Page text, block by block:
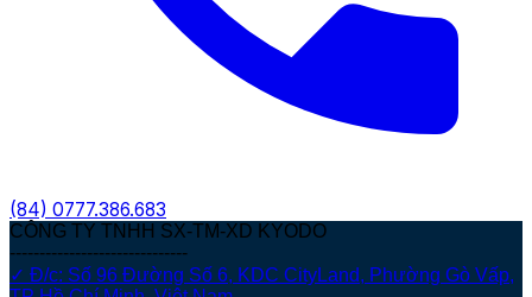
(84) 0777.386.683
CÔNG TY TNHH SX-TM-XD KYODO
------------------------------
✓ Đ/c: Số 96 Đường Số 6, KDC CityLand, Phường Gò Vấp,